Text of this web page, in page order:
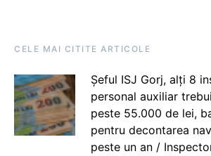
CELE MAI CITITE ARTICOLE
Șeful ISJ Gorj, alți 8
personal auxiliar
peste 55.000 de lei,
pentru decontarea
peste un an /